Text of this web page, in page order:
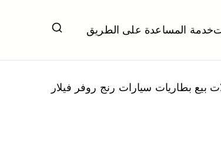
بارخص الاسعار
خدمة المساعدة على الطريق
بيع بطاريات سيارات رنج روفر فيلار